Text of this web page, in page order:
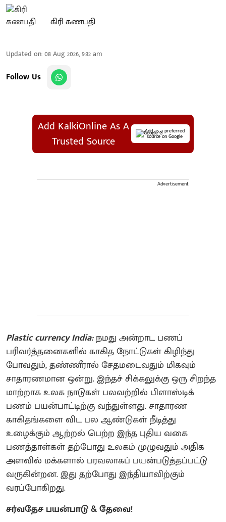
கிரி கணபதி
Updated on:08 Aug 2026, 9:32 am
Follow Us
Add KalkiOnline As A
Trusted Source
Add as a preferred
source on Google
Advertisement
Plastic currency India:நமது அன்றாட பணப்
பரிவர்த்தனைகளில் காகித நோட்டுகள் கிழிந்து
போவதும், தண்ணீரால் சேதமடைவதும் மிகவும்
சாதாரணமான ஒன்று. இந்தச் சிக்கலுக்கு ஒரு சிறந்த
மாற்றாக உலக நாடுகள் பலவற்றில் பிளாஸ்டிக்
பணம் பயன்பாட்டிற்கு வந்துள்ளது. சாதாரண
காகிதங்களை விட பல ஆண்டுகள் நீடித்து
உழைக்கும் ஆற்றல் பெற்ற இந்த புதிய வகை
பணத்தாள்கள் தற்போது உலகம் முழுவதும் அதிக
அளவில் மக்களால் பரவலாகப் பயன்படுத்தப்பட்டு
வருகின்றன. இது தற்போது இந்தியாவிற்கும்
வரப்போகிறது.
சர்வதேச பயன்பாடு & தேவை!